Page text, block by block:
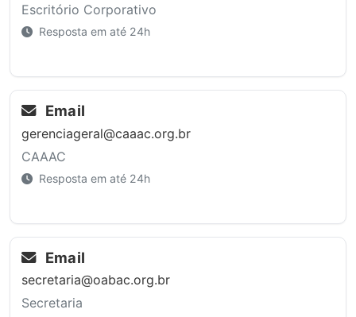
Escritório Corporativo
Resposta em até 24h
Email
gerenciageral@caaac.org.br
CAAAC
Resposta em até 24h
Email
secretaria@oabac.org.br
Secretaria